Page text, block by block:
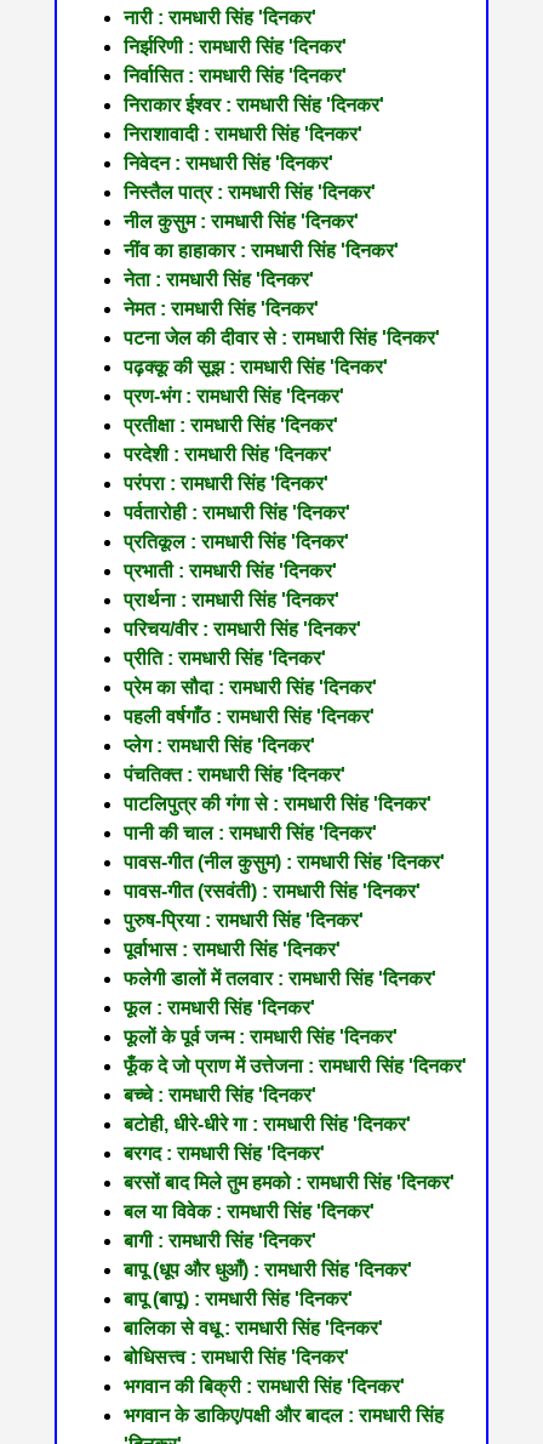
नारी : रामधारी सिंह 'दिनकर'
निर्झरिणी : रामधारी सिंह 'दिनकर'
निर्वासित : रामधारी सिंह 'दिनकर'
निराकार ईश्वर : रामधारी सिंह 'दिनकर'
निराशावादी : रामधारी सिंह 'दिनकर'
निवेदन : रामधारी सिंह 'दिनकर'
निस्तैल पात्र : रामधारी सिंह 'दिनकर'
नील कुसुम : रामधारी सिंह 'दिनकर'
नींव का हाहाकार : रामधारी सिंह 'दिनकर'
नेता : रामधारी सिंह 'दिनकर'
नेमत : रामधारी सिंह 'दिनकर'
पटना जेल की दीवार से : रामधारी सिंह 'दिनकर'
पढ़क्‍कू की सूझ : रामधारी सिंह 'दिनकर'
प्रण-भंग : रामधारी सिंह 'दिनकर'
प्रतीक्षा : रामधारी सिंह 'दिनकर'
परदेशी : रामधारी सिंह 'दिनकर'
परंपरा : रामधारी सिंह 'दिनकर'
पर्वतारोही : रामधारी सिंह 'दिनकर'
प्रतिकूल : रामधारी सिंह 'दिनकर'
प्रभाती : रामधारी सिंह 'दिनकर'
प्रार्थना : रामधारी सिंह 'दिनकर'
परिचय/वीर : रामधारी सिंह 'दिनकर'
प्रीति : रामधारी सिंह 'दिनकर'
प्रेम का सौदा : रामधारी सिंह 'दिनकर'
पहली वर्षगाँठ : रामधारी सिंह 'दिनकर'
प्लेग : रामधारी सिंह 'दिनकर'
पंचतिक्त : रामधारी सिंह 'दिनकर'
पाटलिपुत्र की गंगा से : रामधारी सिंह 'दिनकर'
पानी की चाल : रामधारी सिंह 'दिनकर'
पावस-गीत (नील कुसुम) : रामधारी सिंह 'दिनकर'
पावस-गीत (रसवंती) : रामधारी सिंह 'दिनकर'
पुरुष-प्रिया : रामधारी सिंह 'दिनकर'
पूर्वाभास : रामधारी सिंह 'दिनकर'
फलेगी डालों में तलवार : रामधारी सिंह 'दिनकर'
फूल : रामधारी सिंह 'दिनकर'
फूलों के पूर्व जन्म : रामधारी सिंह 'दिनकर'
फूँक दे जो प्राण में उत्तेजना : रामधारी सिंह 'दिनकर'
बच्चे : रामधारी सिंह 'दिनकर'
बटोही, धीरे-धीरे गा : रामधारी सिंह 'दिनकर'
बरगद : रामधारी सिंह 'दिनकर'
बरसों बाद मिले तुम हमको : रामधारी सिंह 'दिनकर'
बल या विवेक : रामधारी सिंह 'दिनकर'
बागी : रामधारी सिंह 'दिनकर'
बापू (धूप और धुआँ) : रामधारी सिंह 'दिनकर'
बापू (बापू) : रामधारी सिंह 'दिनकर'
बालिका से वधू : रामधारी सिंह 'दिनकर'
बोधिसत्त्व : रामधारी सिंह 'दिनकर'
भगवान की बिक्री : रामधारी सिंह 'दिनकर'
भगवान के डाकिए/पक्षी और बादल : रामधारी सिंह